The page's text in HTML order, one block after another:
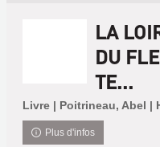
LA
DU
TE...
Livre | Poitrineau, Abel |
Plus d'infos